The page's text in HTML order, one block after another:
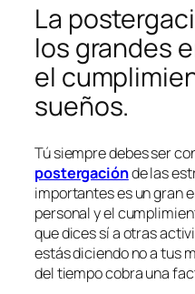
La
los grandes
el
sueños.
Tú siempre debes ser
postergaciónde las
importantes es un gran
personal y el
que dices sí a otras
estás diciendo no a tus
del tiempo cobra una